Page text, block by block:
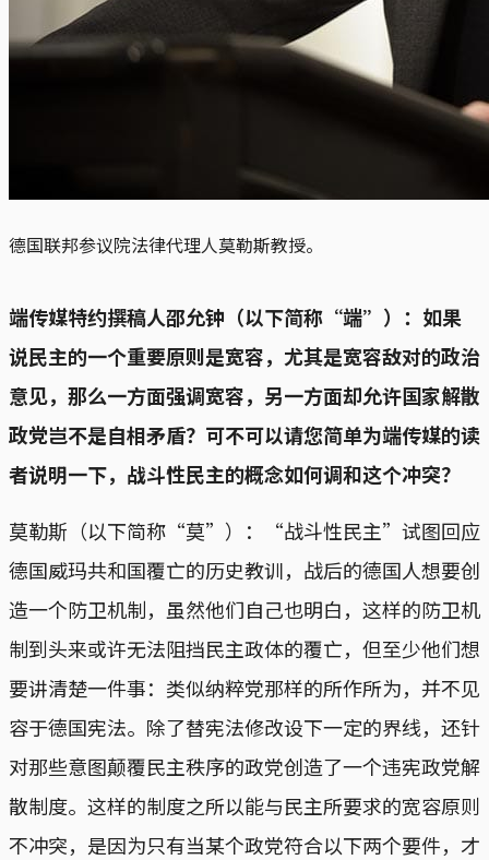
德国联邦参议院法律代理人莫勒斯教授。
端传媒特约撰稿人邵允钟（以下简称“端”）：如果
说民主的一个重要原则是宽容，尤其是宽容敌对的政治
意见，那么一方面强调宽容，另一方面却允许国家解散
政党岂不是自相矛盾？可不可以请您简单为端传媒的读
者说明一下，战斗性民主的概念如何调和这个冲突？
莫勒斯（以下简称“莫”）：“战斗性民主”试图回应
德国威玛共和国覆亡的历史教训，战后的德国人想要创
造一个防卫机制，虽然他们自己也明白，这样的防卫机
制到头来或许无法阻挡民主政体的覆亡，但至少他们想
要讲清楚一件事：类似纳粹党那样的所作所为，并不见
容于德国宪法。除了替宪法修改设下一定的界线，还针
对那些意图颠覆民主秩序的政党创造了一个违宪政党解
散制度。这样的制度之所以能与民主所要求的宽容原则
不冲突，是因为只有当某个政党符合以下两个要件，才